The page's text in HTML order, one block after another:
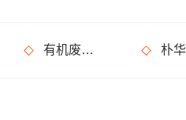
有机废气处理设备在运行过程中有什么需要特别注意的事情？